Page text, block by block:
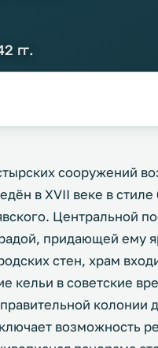
гг.
сооружений
в XVII веке в стиле
Центральной
придающей ему
стен, храм
кельи в советские
колонии
возможность